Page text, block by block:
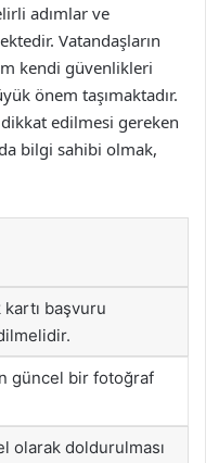
adımlar ve
Vatandaşların
kendi güvenlikleri
önem taşımaktadır.
edilmesi gereken
bilgi sahibi olmak,
başvuru
güncel bir fotoğraf
olarak doldurulması